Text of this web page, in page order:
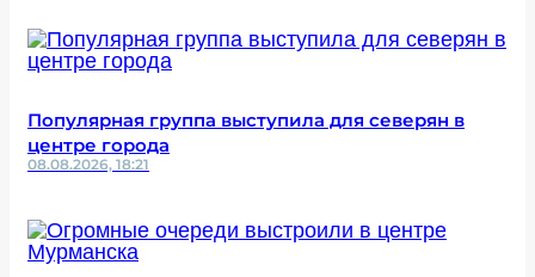
Популярная группа выступила для северян в
центре города
08.08.2026, 18:21